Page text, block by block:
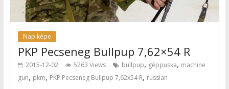
Nap képe
PKP Pecseneg Bullpup 7,62×54 R
2015-12-02 5263 Views bullpup, géppuska, machine
gun, pkm, PKP Pecseneg Bullpup 7,62x54 R, russian